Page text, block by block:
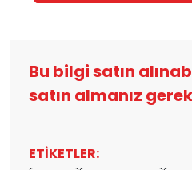
Bu bilgi satın
satın almanız
ETİKETLER: